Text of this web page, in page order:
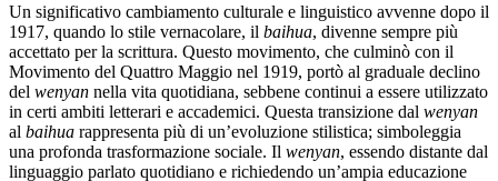
Un significativo cambiamento culturale e linguistico avvenne dopo il
1917, quando lo stile vernacolare, il baihua, divenne sempre più
accettato per la scrittura. Questo movimento, che culminò con il
Movimento del Quattro Maggio nel 1919, portò al graduale declino
del wenyan nella vita quotidiana, sebbene continui a essere utilizzato
in certi ambiti letterari e accademici. Questa transizione dal wenyan
al baihua rappresenta più di un’evoluzione stilistica; simboleggia
una profonda trasformazione sociale. Il wenyan, essendo distante dal
linguaggio parlato quotidiano e richiedendo un’ampia educazione